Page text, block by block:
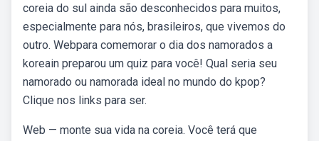
coreia do sul ainda são desconhecidos para muitos,
especialmente para nós, brasileiros, que vivemos do
outro. Webpara comemorar o dia dos namorados a
koreain preparou um quiz para você! Qual seria seu
namorado ou namorada ideal no mundo do kpop?
Clique nos links para ser.
Web — monte sua vida na coreia. Você terá que